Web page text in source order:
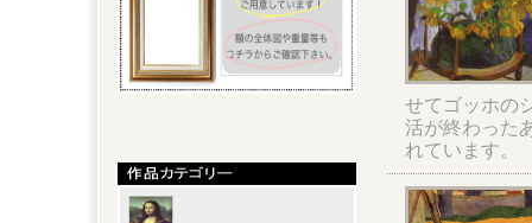
せてゴッホの
活が終わった
れています。